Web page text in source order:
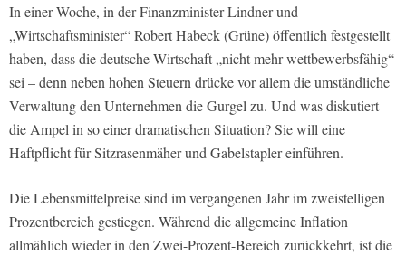
In einer Woche, in der Finanzminister Lindner und
„Wirtschaftsminister“ Robert Habeck (Grüne) öffentlich festgestellt
haben, dass die deutsche Wirtschaft „nicht mehr wettbewerbsfähig“
sei – denn neben hohen Steuern drücke vor allem die umständliche
Verwaltung den Unternehmen die Gurgel zu. Und was diskutiert
die Ampel in so einer dramatischen Situation? Sie will eine
Haftpflicht für Sitzrasenmäher und Gabelstapler einführen.
Die Lebensmittelpreise sind im vergangenen Jahr im zweistelligen
Prozentbereich gestiegen. Während die allgemeine Inflation
allmählich wieder in den Zwei-Prozent-Bereich zurückkehrt, ist die